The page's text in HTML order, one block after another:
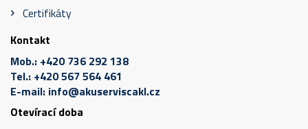
Certifikáty
Kontakt
Mob.: +420 736 292 138
Tel.: +420 567 564 461
E-mail: info@akuserviscakl.cz
Otevírací doba